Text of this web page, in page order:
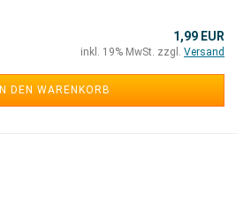
1,99 EUR
inkl. 19% MwSt. zzgl. Versand
IN DEN WARENKORB